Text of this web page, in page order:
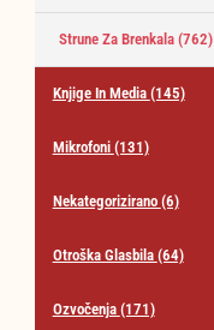
Strune Za Brenkala (762)
Knjige In Media (145)
Mikrofoni (131)
Nekategorizirano (6)
Otroška Glasbila (64)
Ozvočenja (171)